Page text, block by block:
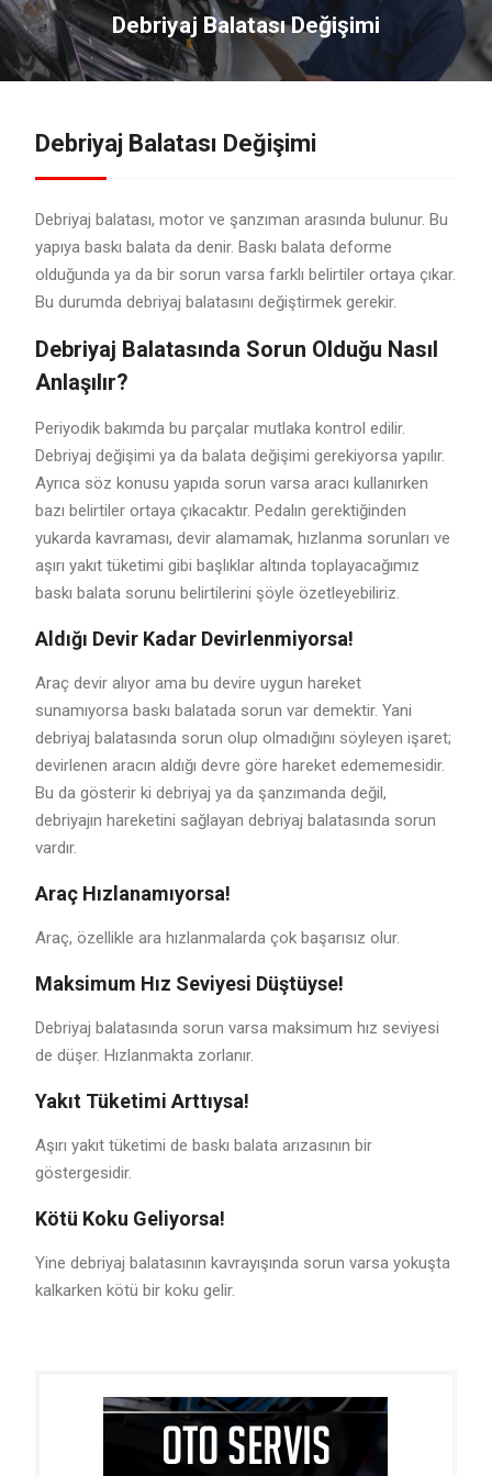
Debriyaj Balatası Değişimi
Debriyaj Balatası Değişimi
Debriyaj balatası, motor ve şanzıman arasında bulunur. Bu
yapıya baskı balata da denir. Baskı balata deforme
olduğunda ya da bir sorun varsa farklı belirtiler ortaya çıkar.
Bu durumda debriyaj balatasını değiştirmek gerekir.
Debriyaj Balatasında Sorun Olduğu Nasıl
Anlaşılır?
Periyodik bakımda bu parçalar mutlaka kontrol edilir.
Debriyaj değişimi ya da balata değişimi gerekiyorsa yapılır.
Ayrıca söz konusu yapıda sorun varsa aracı kullanırken
bazı belirtiler ortaya çıkacaktır. Pedalın gerektiğinden
yukarda kavraması, devir alamamak, hızlanma sorunları ve
aşırı yakıt tüketimi gibi başlıklar altında toplayacağımız
baskı balata sorunu belirtilerini şöyle özetleyebiliriz.
Aldığı Devir Kadar Devirlenmiyorsa!
Araç devir alıyor ama bu devire uygun hareket
sunamıyorsa baskı balatada sorun var demektir. Yani
debriyaj balatasında sorun olup olmadığını söyleyen işaret;
devirlenen aracın aldığı devre göre hareket edememesidir.
Bu da gösterir ki debriyaj ya da şanzımanda değil,
debriyajın hareketini sağlayan debriyaj balatasında sorun
vardır.
Araç Hızlanamıyorsa!
Araç, özellikle ara hızlanmalarda çok başarısız olur.
Maksimum Hız Seviyesi Düştüyse!
Debriyaj balatasında sorun varsa maksimum hız seviyesi
de düşer. Hızlanmakta zorlanır.
Yakıt Tüketimi Arttıysa!
Aşırı yakıt tüketimi de baskı balata arızasının bir
göstergesidir.
Kötü Koku Geliyorsa!
Yine debriyaj balatasının kavrayışında sorun varsa yokuşta
kalkarken kötü bir koku gelir.